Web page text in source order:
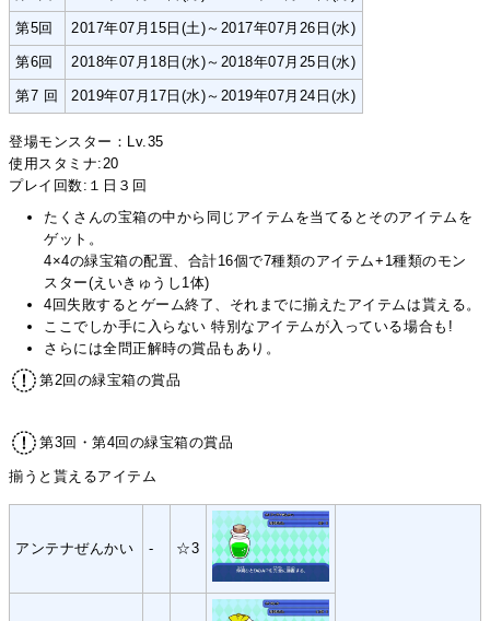
第5回 2017年07月15日(土)～2017年07月26日(水)
第6回 2018年07月18日(水)～2018年07月25日(水)
第7 回 2019年07月17日(水)～2019年07月24日(水)
登場モンスター：Lv.35
使用スタミナ:20
プレイ回数:１日３回
たくさんの宝箱の中から同じアイテムを当てるとそのアイテムを
ゲット。
4×4の緑宝箱の配置、合計16個で7種類のアイテム+1種類のモン
スター(えいきゅうし1体)
4回失敗するとゲーム終了、それまでに揃えたアイテムは貰える。
ここでしか手に入らない 特別なアイテムが入っている場合も!
さらには全問正解時の賞品もあり。
第2回の緑宝箱の賞品
第3回・第4回の緑宝箱の賞品
揃うと貰えるアイテム
アンテナぜんかい - ☆3